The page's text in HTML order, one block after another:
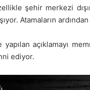
şehir merkezi
Atamaların
açıklamayı
ediyor.